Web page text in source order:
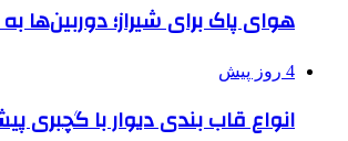
هوای پاک برای شیراز؛
4 روز پیش
انواع قاب بندی دیوار با